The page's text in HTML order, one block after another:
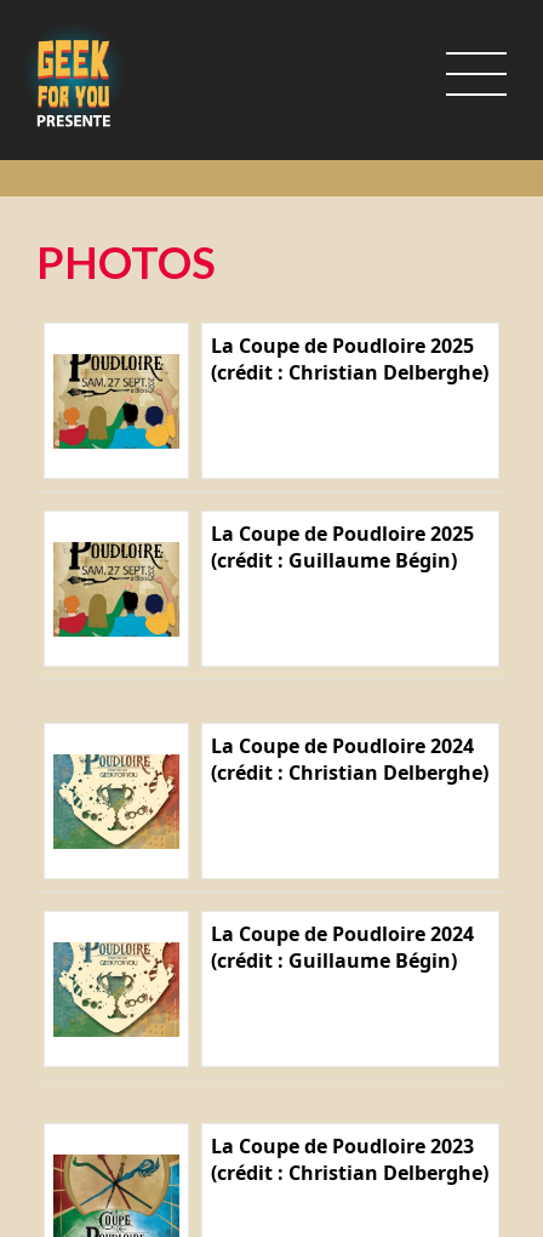
PHOTOS
La Coupe de Poudloire 2025
(crédit : Christian Delberghe)
La Coupe de Poudloire 2025
(crédit : Guillaume Bégin)
La Coupe de Poudloire 2024
(crédit : Christian Delberghe)
La Coupe de Poudloire 2024
(crédit : Guillaume Bégin)
La Coupe de Poudloire 2023
(crédit : Christian Delberghe)